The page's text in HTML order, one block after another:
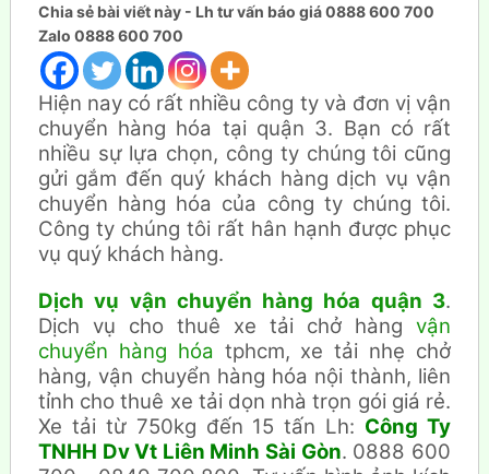
Chia sẻ bài viết này - Lh tư vấn báo giá 0888 600 700
Zalo 0888 600 700
Hiện nay có rất nhiều công ty và đơn vị vận
chuyển hàng hóa tại quận 3. Bạn có rất
nhiều sự lựa chọn, công ty chúng tôi cũng
gửi gắm đến quý khách hàng dịch vụ vận
chuyển hàng hóa của công ty chúng tôi.
Công ty chúng tôi rất hân hạnh được phục
vụ quý khách hàng.
Dịch vụ vận chuyển hàng hóa quận 3.
Dịch vụ cho thuê xe tải chở hàngvận
chuyển hàng hóa tphcm, xe tải nhẹ chở
hàng, vận chuyển hàng hóa nội thành, liên
tỉnh cho thuê xe tải dọn nhà trọn gói giá rẻ.
Xe tải từ 750kg đến 15 tấn Lh: Công Ty
TNHH Dv Vt Liên Minh Sài Gòn. 0888 600